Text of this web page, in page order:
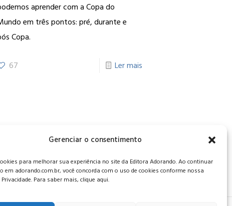
Gerenciar o consentimento
para melhorar sua experiência no site da Editora Adorando. Ao continuar
em adorando.com.br, você concorda com o uso de cookies conforme nossa
Para saber mais, clique aqui.
aprender com a Copa do
em três pontos: pré, durante e
Copa.
67 Ler mais
34006-065 - MG